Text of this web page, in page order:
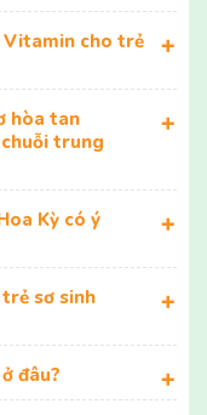
Vitamin cho trẻ
hòa tan
trung
Kỳ có ý
sơ sinh
đâu?